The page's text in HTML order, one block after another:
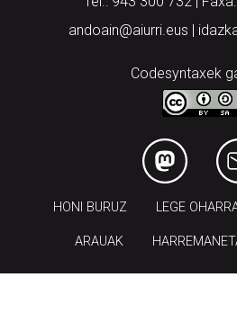
andoain@aiurri.eus |
Codesyntaxek
HONI BURUZ LEGE
ARAUAK